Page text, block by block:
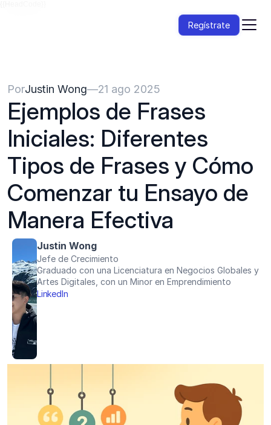
Regístrate
PorJustin Wong—21 ago 2025
Ejemplos de Frases
Iniciales: Diferentes
Tipos de Frases y Cómo
Comenzar tu Ensayo de
Manera Efectiva
Justin Wong
Jefe de Crecimiento
Graduado con una Licenciatura en Negocios Globales y
Artes Digitales, con un Minor en Emprendimiento
LinkedIn